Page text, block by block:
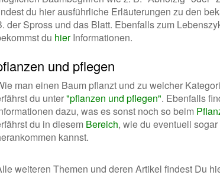
du hier ausführliche Erläuterungen zu den
der Spross und das Blatt. Ebenfalls zum
du hierInformationen.
und pflegen
man einen Baum pflanzt und zu welcher
du unter"pflanzen und pflegen". Ebenfalls
dazu, was es sonst noch so beim
du in diesem Bereich, wie du eventuell
kannst.
weiteren Themen und deren Artikel findest Du